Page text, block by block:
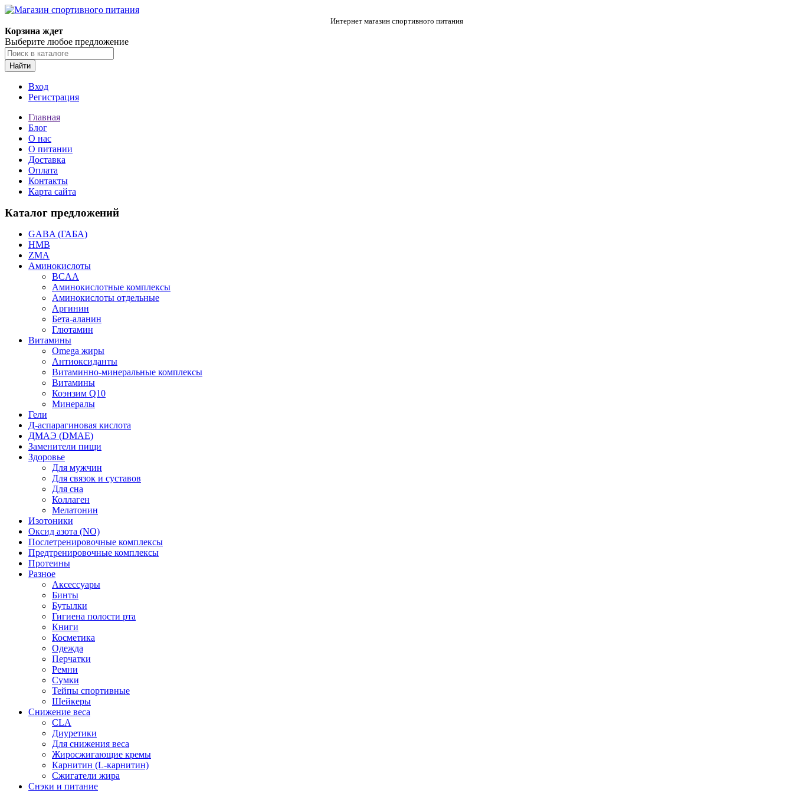
Интернет магазин спортивного питания
Корзина ждет
Выберите любое предложение
Найти
Вход
Регистрация
Главная
Блог
О нас
О питании
Доставка
Оплата
Контакты
Карта сайта
Каталог предложений
GABA (ГАБА)
HMB
ZMA
Аминокислоты
BCAA
Аминокислотные комплексы
Аминокислоты отдельные
Аргинин
Бета-аланин
Глютамин
Витамины
Omega жиры
Антиоксиданты
Витаминно-минеральные комплексы
Витамины
Коэнзим Q10
Минералы
Гели
Д-аспарагиновая кислота
ДМАЭ (DMAE)
Заменители пищи
Здоровье
Для мужчин
Для связок и суставов
Для сна
Коллаген
Мелатонин
Изотоники
Оксид азота (NO)
Послетренировочные комплексы
Предтренировочные комплексы
Протеины
Разное
Аксессуары
Бинты
Бутылки
Гигиена полости рта
Книги
Косметика
Одежда
Перчатки
Ремни
Сумки
Тейпы спортивные
Шейкеры
Снижение веса
CLA
Диуретики
Для снижения веса
Жиросжигающие кремы
Карнитин (L-карнитин)
Сжигатели жира
Снэки и питание